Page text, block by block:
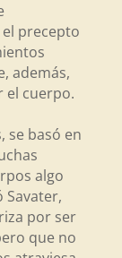
precepto
además,
el cuerpo.
se basó en
algo
Savater,
por ser
que no